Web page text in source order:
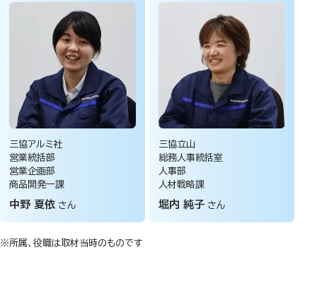
三協アルミ社
営業統括部
営業企画部
商品開発一課
中野 夏依 さん
三協立山
総務人事統括室
人事部
人材戦略課
堀内 純子 さん
※所属、役職は取材当時のものです